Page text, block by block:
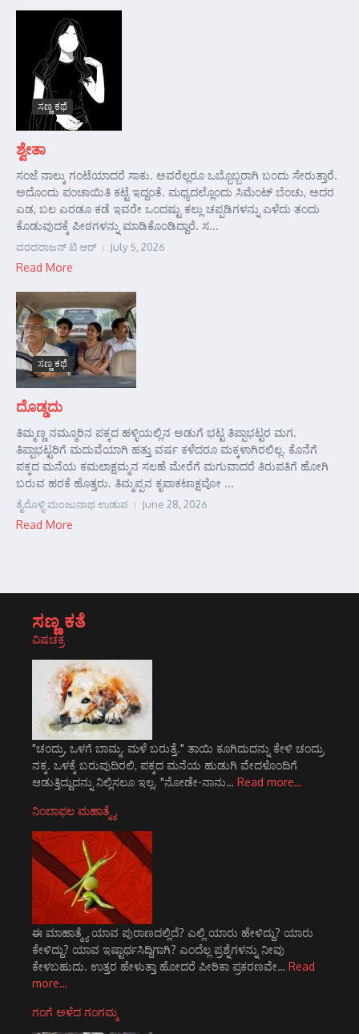
ಸಣ್ಣ ಕಥೆ
ಶ್ವೇತಾ
ಸಂಜೆ ನಾಲ್ಕು ಗಂಟೆಯಾದರೆ ಸಾಕು. ಅವರೆಲ್ಲರೂ ಒಬ್ಬೊಬ್ಬರಾಗಿ ಬಂದು ಸೇರುತ್ತಾರೆ.
ಅದೊಂದು ಪಂಚಾಯಿತಿ ಕಟ್ಟೆ ಇದ್ದಂತೆ. ಮಧ್ಯದಲ್ಲೊಂದು ಸಿಮೆಂಟ್ ಬೆಂಚು, ಅದರ
ಎಡ, ಬಲ ಎರಡೂ ಕಡೆ ಇವರೇ ಒಂದಷ್ಟು ಕಲ್ಲು ಚಪ್ಪಡಿಗಳನ್ನು ಎಳೆದು ತಂದು
ಕೊಡುವುದಕ್ಕೆ ಪೀಠಗಳನ್ನು ಮಾಡಿಕೊಂಡಿದ್ದಾರೆ. ಸ...
ವರದರಾಜನ್ ಟಿ ಆರ್ July 5, 2026
Read More
ಸಣ್ಣ ಕಥೆ
ದೊಡ್ಡದು
ತಿಮ್ಮಣ್ಣ ನಮ್ಮೂರಿನ ಪಕ್ಕದ ಹಳ್ಳಿಯಲ್ಲಿನ ಅಡುಗೆ ಭಟ್ಟ ತಿಪ್ಪಾಭಟ್ಟರ ಮಗ.
ತಿಪ್ಪಾಭಟ್ಟರಿಗೆ ಮದುವೆಯಾಗಿ ಹತ್ತು ವರ್ಷ ಕಳೆದರೂ ಮಕ್ಕಳಾಗಿರಲಿಲ್ಲ. ಕೊನೆಗೆ
ಪಕ್ಕದ ಮನೆಯ ಕಮಲಾಕ್ಷಮ್ಮನ ಸಲಹೆ ಮೇರೆಗೆ ಮಗುವಾದರೆ ತಿರುಪತಿಗೆ ಹೋಗಿ
ಬರುವ ಹರಕೆ ಹೊತ್ತರು. ತಿಮ್ಮಪ್ಪನ ಕೃಪಾಕಟಾಕ್ಷವೋ ...
ತೈರೊಳ್ಳಿ ಮಂಜುನಾಥ ಉಡುಪ June 28, 2026
Read More
ಸಣ್ಣ ಕತೆ
ವಿಷಚಕ್ರ
"ಚಂದ್ರು, ಒಳಗೆ ಬಾಮ್ಮ. ಮಳೆ ಬರುತ್ತೆ." ತಾಯಿ ಕೂಗಿದುದನ್ನು ಕೇಳಿ ಚಂದ್ರು
ನಕ್ಕ. ಒಳಕ್ಕೆ ಬರುವುದಿರಲಿ, ಪಕ್ಕದ ಮನೆಯ ಹುಡುಗಿ ವೇದಳೊಂದಿಗೆ
ಆಡುತ್ತಿದ್ದುದನ್ನು ನಿಲ್ಲಿಸಲೂ ಇಲ್ಲ. "ನೋಡೇ-ನಾನು… Read more…
ನಿಂಬಾಫಲ ಮಹಾತ್ಮ್ಯೆ
ಈ ಮಾಹಾತ್ಮ್ಯೆ ಯಾವ ಪುರಾಣದಲ್ಲಿದೆ? ಎಲ್ಲಿ ಯಾರು ಹೇಳಿದ್ದು? ಯಾರು
ಕೇಳಿದ್ದು? ಯಾವ ಇಷ್ಟಾರ್ಥಸಿದ್ದಿಗಾಗಿ? ಎಂದೆಲ್ಲ ಪ್ರಶ್ನೆಗಳನ್ನು ನೀವು
ಕೇಳಬಹುದು. ಉತ್ತರ ಹೇಳುತ್ತಾ ಹೋದರೆ ಪೀಠಿಕಾ ಪ್ರಕರಣವೇ… Read
more…
ಗಂಗೆ ಅಳೆದ ಗಂಗಮ್ಮ